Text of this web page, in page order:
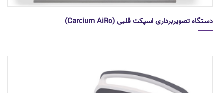
دستگاه تصویربرداری اسپکت قلبی (Cardium AiRo)